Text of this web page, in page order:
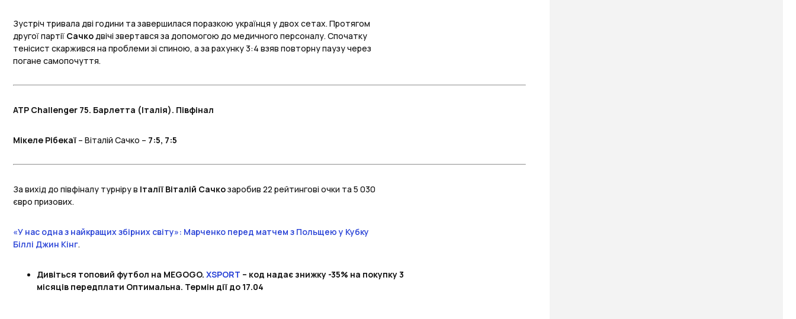
Зустріч тривала дві години та завершилася поразкою українця у двох сетах. Протягом
другої партії Сачкодвічі звертався за допомогою до медичного персоналу. Спочатку
тенісист скаржився на проблеми зі спиною, а за рахунку 3:4 взяв повторну паузу через
погане самопочуття.
ATP Challenger 75. Барлетта (Італія). Півфінал
Мікеле Рібекаї – Віталій Сачко – 7:5, 7:5
За вихід до півфіналу турніру в Італії Віталій Сачкозаробив 22 рейтингові очки та 5 030
євро призових.
«У нас одна з найкращих збірних світу»: Марченко перед матчем з Польщею у Кубку
Біллі Джин Кінг.
Дивіться топовий футбол на MEGOGO. XSPORT – код надає знижку -35% на покупку 3
місяців передплати Оптимальна. Термін дії до 17.04